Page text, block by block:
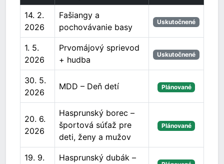
14. 2.
2026
Fašiangy a
pochovávanie basy
Uskutočnené
1. 5.
2026
Prvomájový sprievod
+ hudba
Uskutočnené
30. 5.
2026
MDD – Deň detí Plánované
20. 6.
2026
Hasprunský borec –
športová súťaž pre
deti, ženy a mužov
Plánované
19. 9.
Hasprunský dubák –